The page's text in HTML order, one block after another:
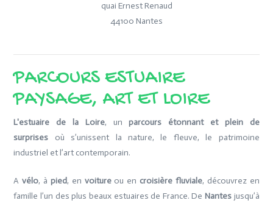
quai Ernest Renaud
44100 Nantes
PARCOURS ESTUAIRE
PAYSAGE, ART ET LOIRE
L'estuaire de la Loire, unparcours étonnant et plein de
surprises où s’unissent la nature, le fleuve, le patrimoine
industriel et l’art contemporain.
Avélo, à pied, en voitureou encroisière fluviale, découvrez en
famille l’un des plus beaux estuaires de France. De Nantesjusqu’à